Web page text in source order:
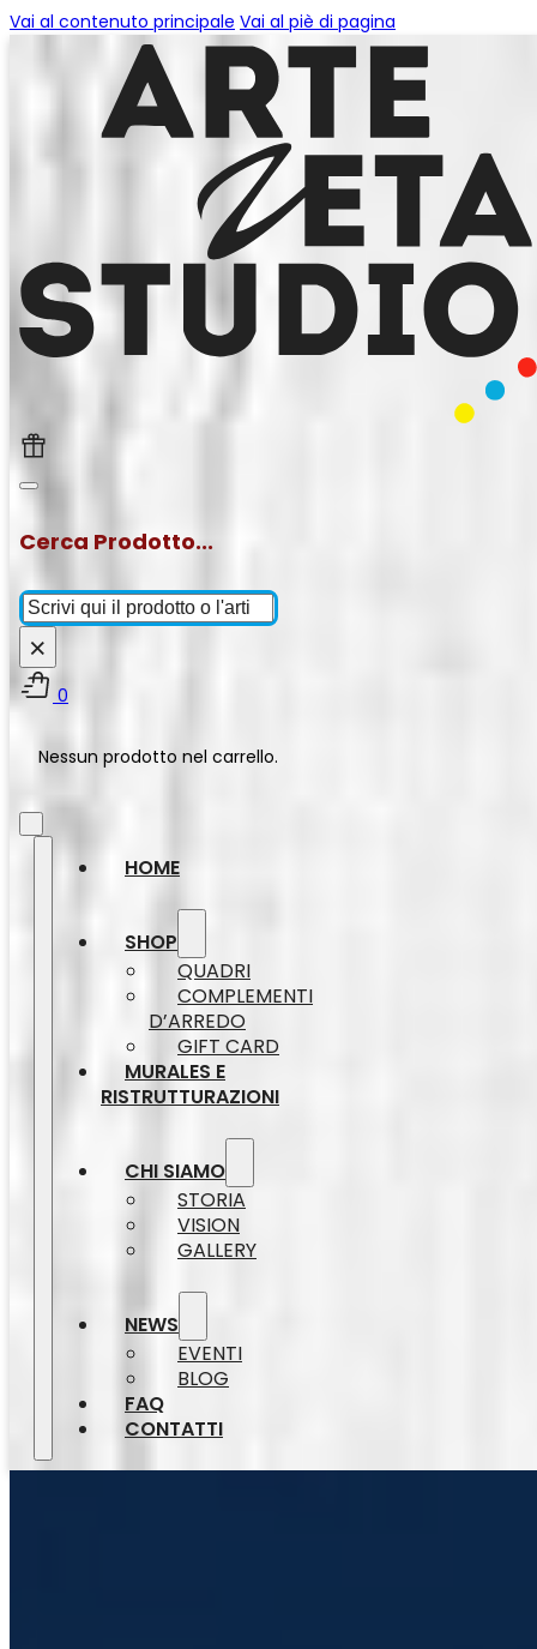
Vai al contenuto principale Vai al piè di pagina
Cerca Prodotto...
Cerca
×
0
Nessun prodotto nel carrello.
HOME
SHOP
QUADRI
COMPLEMENTI
D’ARREDO
GIFT CARD
MURALES E
RISTRUTTURAZIONI
CHI SIAMO
STORIA
VISION
GALLERY
NEWS
EVENTI
BLOG
FAQ
CONTATTI